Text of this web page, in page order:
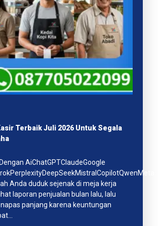
Terbaik Juli 2026 Untuk Segala
AiChatGPTClaudeGoogle
Anda duduk sejenak di meja kerja
laporan penjualan bulan lalu, lalu
panjang karena keuntungan